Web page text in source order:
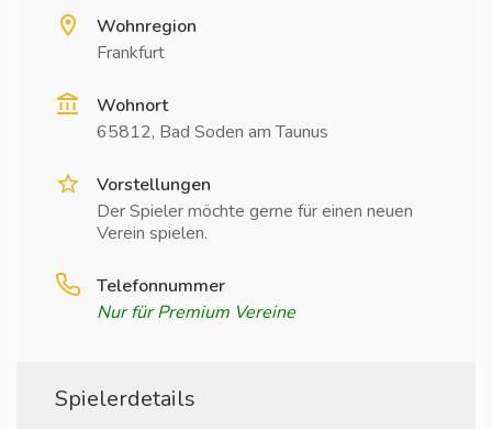
Wohnregion
Frankfurt
Wohnort
65812, Bad Soden am Taunus
Vorstellungen
Der Spieler möchte gerne für einen neuen
Verein spielen.
Telefonnummer
Nur für Premium Vereine
Spielerdetails